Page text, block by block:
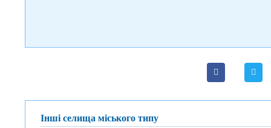
Інші селища міського типу